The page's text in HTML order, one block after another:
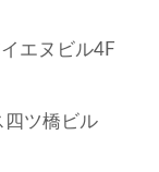
エヌビル4F
四ツ橋ビル